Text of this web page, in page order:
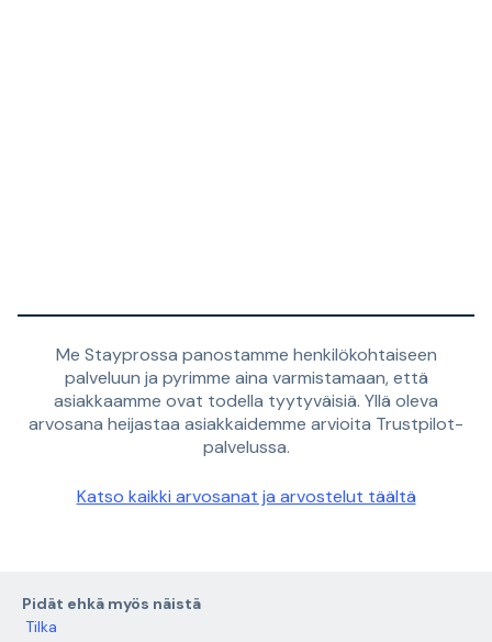
Me Stayprossa panostamme henkilökohtaiseen
palveluun ja pyrimme aina varmistamaan, että
asiakkaamme ovat todella tyytyväisiä. Yllä oleva
arvosana heijastaa asiakkaidemme arvioita Trustpilot-
palvelussa.
Katso kaikki arvosanat ja arvostelut täältä
Pidät ehkä myös näistä
Tilka